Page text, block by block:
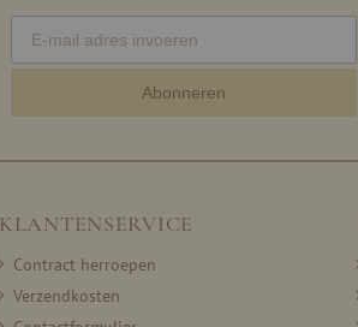
Abonneren
KLANTENSERVICE
Contract herroepen
Verzendkosten